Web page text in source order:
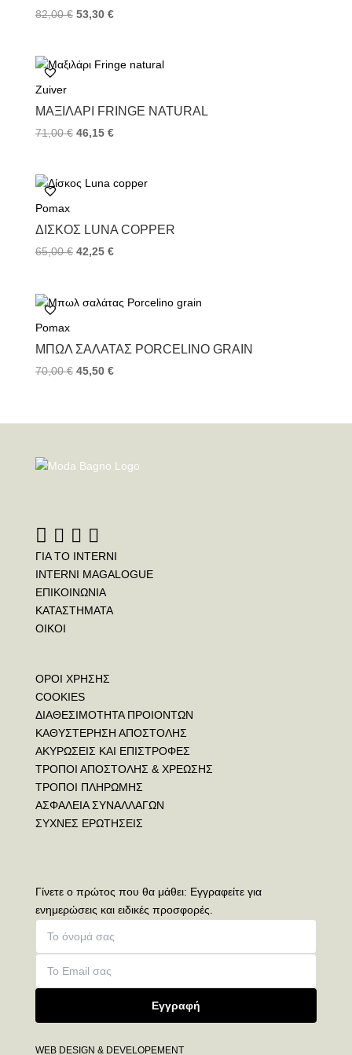
82,00€ 53,30 €
Zuiver
ΜΑΞΙΛΆΡΙ FRINGE NATURAL
71,00€ 46,15 €
Pomax
ΔΊΣΚΟΣ LUNA COPPER
65,00€ 42,25 €
Pomax
ΜΠΩΛ ΣΑΛΆΤΑΣ PORCELINO GRAIN
70,00€ 45,50 €
ΓΙΑ ΤΟ INTERNI
INTERNI MAGALOGUE
ΕΠΙΚΟΙΝΩΝΙΑ
ΚΑΤΑΣΤΗΜΑΤΑ
ΟΙΚΟΙ
ΟΡΟΙ ΧΡΗΣΗΣ
COOKIES
ΔΙΑΘΕΣΙΜΟΤΗΤΑ ΠΡΟΙΟΝΤΩΝ
ΚΑΘΥΣΤΕΡΗΣΗ ΑΠΟΣΤΟΛΗΣ
ΑΚΥΡΩΣΕΙΣ ΚΑΙ ΕΠΙΣΤΡΟΦΕΣ
ΤΡΟΠΟΙ ΑΠΟΣΤΟΛΗΣ & ΧΡΕΩΣΗΣ
ΤΡΟΠΟΙ ΠΛΗΡΩΜΗΣ
ΑΣΦΑΛΕΙΑ ΣΥΝΑΛΛΑΓΩΝ
ΣΥΧΝΕΣ ΕΡΩΤΗΣΕΙΣ
Γίνετε ο πρώτος που θα μάθει: Εγγραφείτε για
ενημερώσεις και ειδικές προσφορές.
Εγγραφή
WEB DESIGN & DEVELOPEMENT